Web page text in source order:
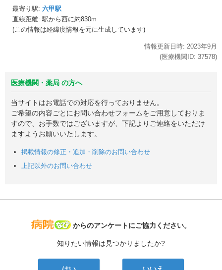
最寄り駅: 六甲駅
直線距離: 駅から西に約830m
(この情報は経緯度情報を元に生成しています)
情報更新日時: 2023年9月
(医療機関ID: 37578)
医療機関・薬局 の方へ
当サイトはお電話での対応を行っておりません。
ご希望の内容ごとにお問い合わせフォームをご用意しておりま
すので、お手数ではございますが、下記よりご連絡をいただけ
ますようお願いいたします。
掲載情報の修正・追加・削除のお問い合わせ
上記以外のお問い合わせ
病院なび
からのアンケートにご協力ください。
知りたい情報は見つかりましたか?